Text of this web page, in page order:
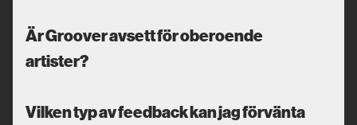
Är Groover avsett för oberoende
artister?
Vilken typ av feedback kan jag förvänta